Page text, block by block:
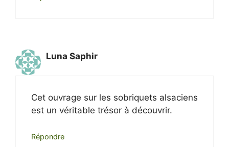
Luna Saphir
Cet ouvrage sur les sobriquets alsaciens
est un véritable trésor à découvrir.
Répondre